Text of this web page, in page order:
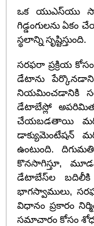
ఒక యుఎస్‌యు
గిడ్డంగులను
స్థలాన్ని సృష్టిస్తుంది.
సరఫరా ప్రక్రియ
డేటాను
నియమించడానికి
డేటాబేస్లో
చేయబడతాయి
డాక్యుమెంటేషన్
ఉంటుంది.
కొనసాగిస్తూ,
డేటాబేస్‌ల బదిలీకి
భాగస్వాములు,
విధానం ప్రకారం
సమాచారం కోసం